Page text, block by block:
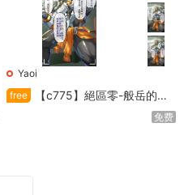
Yaoi
free
【c775】絕區零-般岳的訓
免费